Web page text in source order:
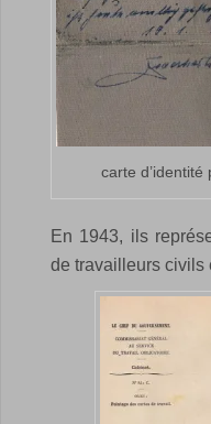
carte
En 1943, ils
de travailleurs civils